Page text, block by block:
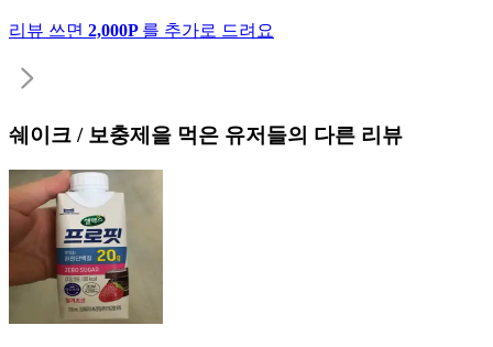
리뷰 쓰면 2,000P 를 추가로 드려요
쉐이크 / 보충제 을 먹은 유저들의 다른 리뷰